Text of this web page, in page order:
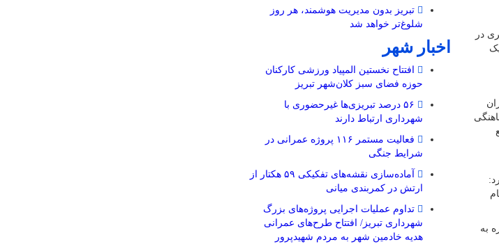
در
به
تبریز بدون مدیریت هوشمند، هر روز
شلوغ‌تر خواهد شد
اخبار شهر
افتتاح نخستین المپیاد ورزشی کارکنان
حوزه فضای سبز کلان‌شهر تبریز
۵۶ درصد تبریزی‌ها غیرحضوری با
شهرداری ارتباط دارند
فعالیت مستمر ۱۱۶ پروژه عمرانی در
شرایط جنگی
آماده‌سازی نقشه‌های تفکیکی ۵۹ هکتار از
ارتش در کمربندی میانی
تداوم عملیات اجرایی پروژه‌های بزرگ
شهرداری تبریز/ افتتاح طرح‌های عمرانی
هدیه خادمین شهر به مردم شهیدپرور